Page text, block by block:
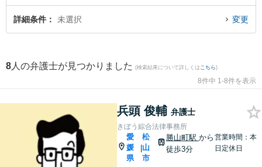
決の実績豊富な近くの弁護士を検索したい』『初回相談無料で法人・ビジネス
の債務を法律相談できる松山市内の弁護士に相談予約したい』などでお困りの
詳細条件 未選択 変更
8 人の弁護士が見つかりました (検索結果について詳しくは こちら)
8件中 1-8件を表示
兵頭 俊輔 弁護士
きぼう綜合法律事務所
愛
媛
県
|
松
山
市
勝山町駅 から
徒歩3分
営業時間：本
日定休日